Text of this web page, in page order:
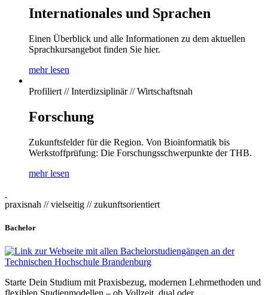
Internationales und Sprachen
Einen Überblick und alle Informationen zu dem aktuellen
Sprachkursangebot finden Sie hier.
mehr lesen
Profiliert // Interdizsiplinär // Wirtschaftsnah
Forschung
Zukunftsfelder für die Region. Von Bioinformatik bis
Werkstoffprüfung: Die Forschungsschwerpunkte der THB.
mehr lesen
praxisnah // vielseitig // zukunftsorientiert
Bachelor
Starte Dein Studium mit Praxisbezug, modernen Lehrmethoden und